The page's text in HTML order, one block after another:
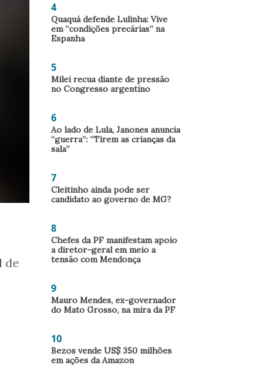
de
4
Quaquá defende Lulinha: Vive
em “condições precárias” na
Espanha
5
Milei recua diante de pressão
no Congresso argentino
6
Ao lado de Lula, Janones anuncia
“guerra”: “Tirem as crianças da
sala”
7
Cleitinho ainda pode ser
candidato ao governo de MG?
8
Chefes da PF manifestam apoio
a diretor-geral em meio a
tensão com Mendonça
9
Mauro Mendes, ex-governador
do Mato Grosso, na mira da PF
10
Bezos vende US$ 350 milhões
em ações da Amazon